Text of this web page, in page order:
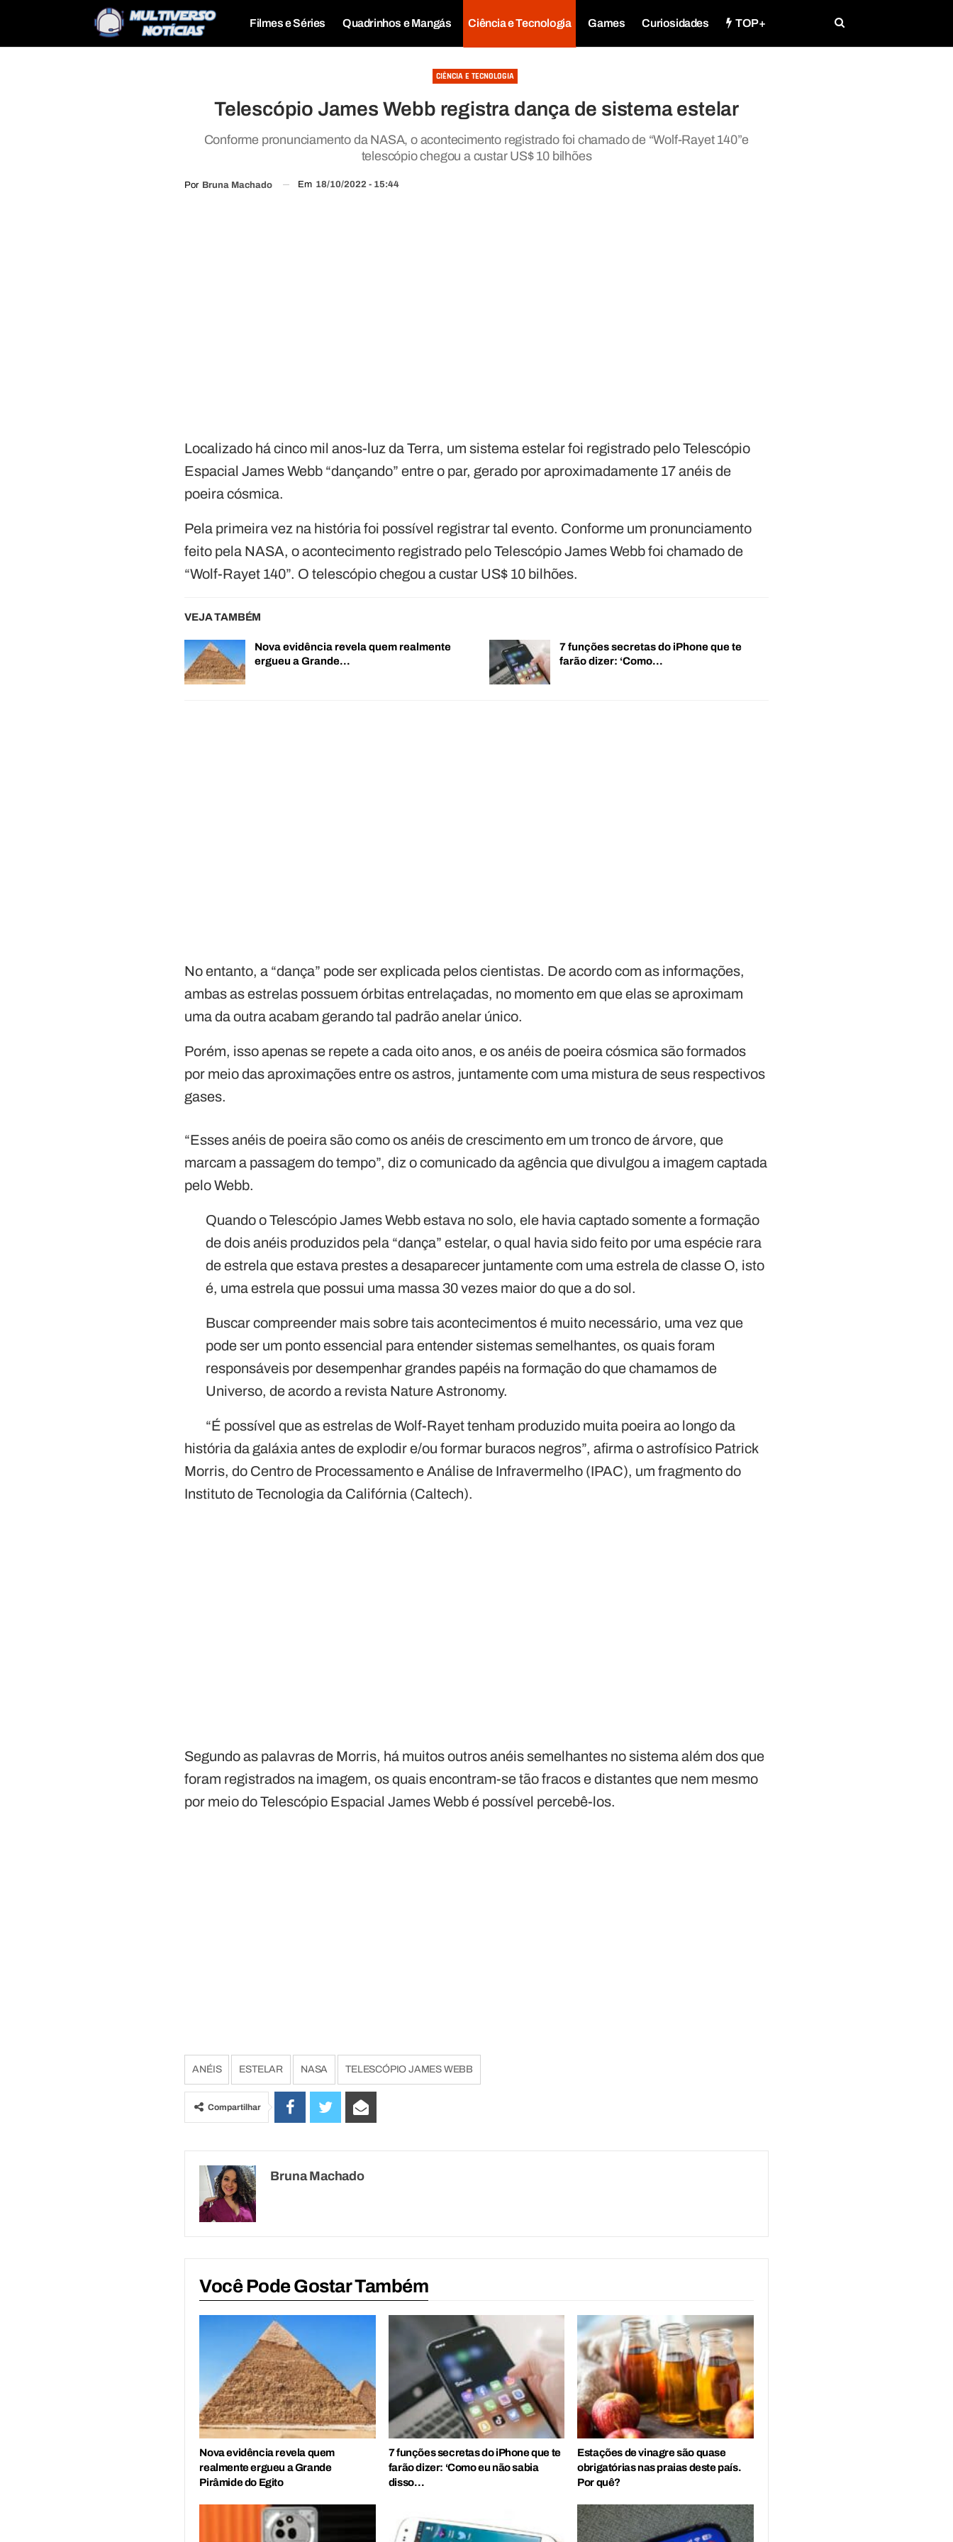
Filmes e Séries Quadrinhos e Mangás Ciência e Tecnologia Games Curiosidades TOP+
CIÊNCIA E TECNOLOGIA
Telescópio James Webb registra dança de sistema estelar
Conforme pronunciamento da NASA, o acontecimento registrado foi chamado de “Wolf-Rayet 140”e
telescópio chegou a custar US$ 10 bilhões
Por Bruna Machado Em 18/10/2022 - 15:44
Localizado há cinco mil anos-luz da Terra, um sistema estelar foi registrado pelo Telescópio
Espacial James Webb “dançando” entre o par, gerado por aproximadamente 17 anéis de
poeira cósmica.
Pela primeira vez na história foi possível registrar tal evento. Conforme um pronunciamento
feito pela NASA, o acontecimento registrado pelo Telescópio James Webb foi chamado de
“Wolf-Rayet 140”. O telescópio chegou a custar US$ 10 bilhões.
VEJA TAMBÉM
Nova evidência revela quem realmente
ergueu a Grande…
7 funções secretas do iPhone que te
farão dizer: ‘Como…
No entanto, a “dança” pode ser explicada pelos cientistas. De acordo com as informações,
ambas as estrelas possuem órbitas entrelaçadas, no momento em que elas se aproximam
uma da outra acabam gerando tal padrão anelar único.
Porém, isso apenas se repete a cada oito anos, e os anéis de poeira cósmica são formados
por meio das aproximações entre os astros, juntamente com uma mistura de seus respectivos
gases.
“Esses anéis de poeira são como os anéis de crescimento em um tronco de árvore, que
marcam a passagem do tempo”, diz o comunicado da agência que divulgou a imagem captada
pelo Webb.
Quando o Telescópio James Webb estava no solo, ele havia captado somente a formação
de dois anéis produzidos pela “dança” estelar, o qual havia sido feito por uma espécie rara
de estrela que estava prestes a desaparecer juntamente com uma estrela de classe O, isto
é, uma estrela que possui uma massa 30 vezes maior do que a do sol.
Buscar compreender mais sobre tais acontecimentos é muito necessário, uma vez que
pode ser um ponto essencial para entender sistemas semelhantes, os quais foram
responsáveis por desempenhar grandes papéis na formação do que chamamos de
Universo, de acordo a revista Nature Astronomy.
“É possível que as estrelas de Wolf-Rayet tenham produzido muita poeira ao longo da
história da galáxia antes de explodir e/ou formar buracos negros”, afirma o astrofísico Patrick
Morris, do Centro de Processamento e Análise de Infravermelho (IPAC), um fragmento do
Instituto de Tecnologia da Califórnia (Caltech).
Segundo as palavras de Morris, há muitos outros anéis semelhantes no sistema além dos que
foram registrados na imagem, os quais encontram-se tão fracos e distantes que nem mesmo
por meio do Telescópio Espacial James Webb é possível percebê-los.
ANÉIS ESTELAR NASA TELESCÓPIO JAMES WEBB
Compartilhar
Bruna Machado
Você Pode Gostar Também
Nova evidência revela quem
realmente ergueu a Grande
Pirâmide do Egito
7 funções secretas do iPhone que te
farão dizer: ‘Como eu não sabia
disso…
Estações de vinagre são quase
obrigatórias nas praias deste país.
Por quê?